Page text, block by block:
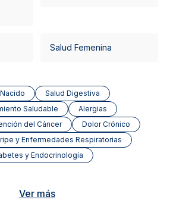
Salud Femenina
Salud Digestiva
Saludable
Alergias
del Cáncer
Dolor Crónico
y Enfermedades Respiratorias
y Endocrinología
Ver más